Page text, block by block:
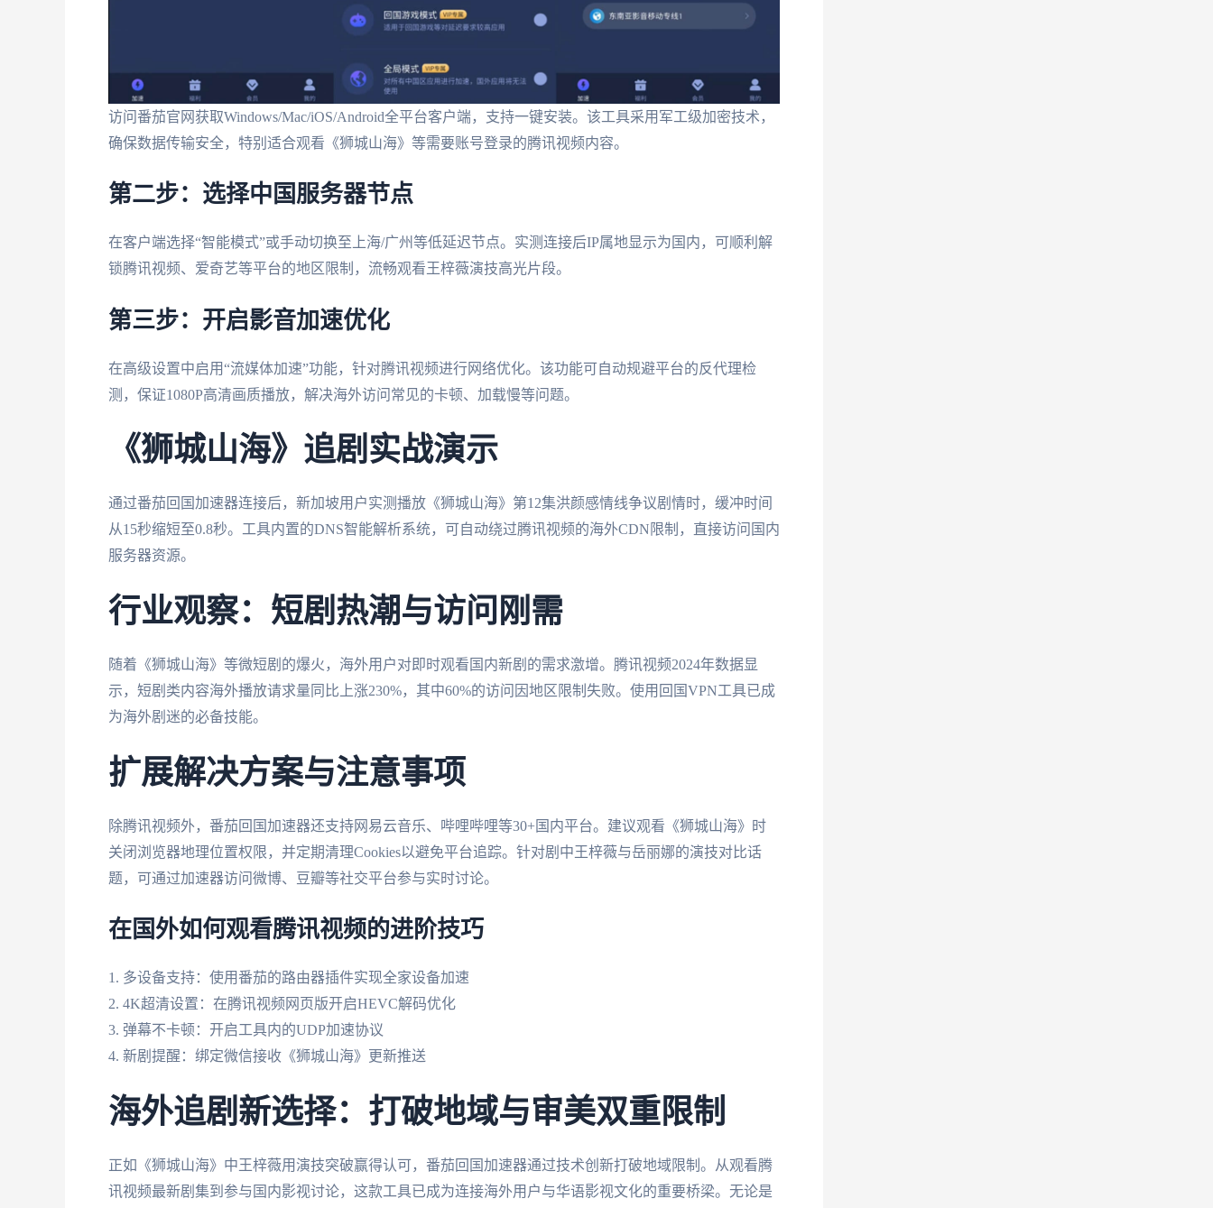
访问番茄官网获取Windows/Mac/iOS/Android全平台客户端，支持一键安装。该工具采用军工级加密技术，
确保数据传输安全，特别适合观看《狮城山海》等需要账号登录的腾讯视频内容。
第二步：选择中国服务器节点
在客户端选择“智能模式”或手动切换至上海/广州等低延迟节点。实测连接后IP属地显示为国内，可顺利解
锁腾讯视频、爱奇艺等平台的地区限制，流畅观看王梓薇演技高光片段。
第三步：开启影音加速优化
在高级设置中启用“流媒体加速”功能，针对腾讯视频进行网络优化。该功能可自动规避平台的反代理检
测，保证1080P高清画质播放，解决海外访问常见的卡顿、加载慢等问题。
《狮城山海》追剧实战演示
通过番茄回国加速器连接后，新加坡用户实测播放《狮城山海》第12集洪颜感情线争议剧情时，缓冲时间
从15秒缩短至0.8秒。工具内置的DNS智能解析系统，可自动绕过腾讯视频的海外CDN限制，直接访问国内
服务器资源。
行业观察：短剧热潮与访问刚需
随着《狮城山海》等微短剧的爆火，海外用户对即时观看国内新剧的需求激增。腾讯视频2024年数据显
示，短剧类内容海外播放请求量同比上涨230%，其中60%的访问因地区限制失败。使用回国VPN工具已成
为海外剧迷的必备技能。
扩展解决方案与注意事项
除腾讯视频外，番茄回国加速器还支持网易云音乐、哔哩哔哩等30+国内平台。建议观看《狮城山海》时
关闭浏览器地理位置权限，并定期清理Cookies以避免平台追踪。针对剧中王梓薇与岳丽娜的演技对比话
题，可通过加速器访问微博、豆瓣等社交平台参与实时讨论。
在国外如何观看腾讯视频的进阶技巧
1. 多设备支持：使用番茄的路由器插件实现全家设备加速
2. 4K超清设置：在腾讯视频网页版开启HEVC解码优化
3. 弹幕不卡顿：开启工具内的UDP加速协议
4. 新剧提醒：绑定微信接收《狮城山海》更新推送
海外追剧新选择：打破地域与审美双重限制
正如《狮城山海》中王梓薇用演技突破赢得认可，番茄回国加速器通过技术创新打破地域限制。从观看腾
讯视频最新剧集到参与国内影视讨论，这款工具已成为连接海外用户与华语影视文化的重要桥梁。无论是